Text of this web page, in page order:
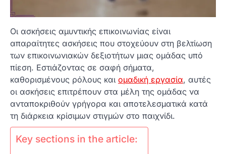
Οι ασκήσεις αμυντικής επικοινωνίας είναι
απαραίτητες ασκήσεις που στοχεύουν στη βελτίωση
των επικοινωνιακών δεξιοτήτων μιας ομάδας υπό
πίεση. Εστιάζοντας σε σαφή σήματα,
καθορισμένους ρόλους και ομαδική εργασία, αυτές
οι ασκήσεις επιτρέπουν στα μέλη της ομάδας να
ανταποκριθούν γρήγορα και αποτελεσματικά κατά
τη διάρκεια κρίσιμων στιγμών στο παιχνίδι.
Key sections in the article: